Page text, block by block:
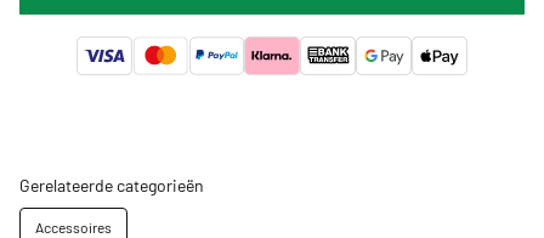
Gerelateerde categorieën
Accessoires